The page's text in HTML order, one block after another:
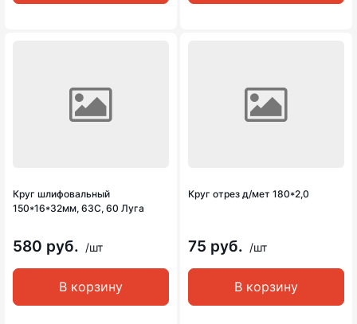
Круг шлифовальный
150*16*32мм, 63С, 60 Луга
580 руб. /шт
В корзину
Круг отрез д/мет 180*2,0
75 руб. /шт
В корзину